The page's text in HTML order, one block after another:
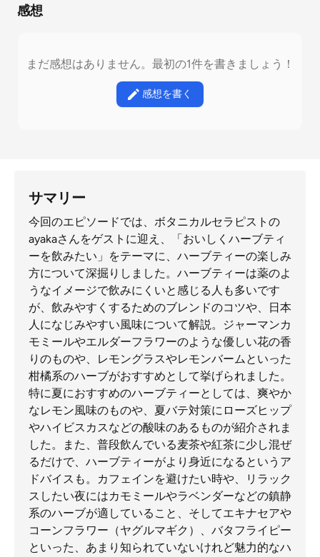
感想
まだ感想はありません。最初の1件を書きましょう！
感想を書く
サマリー
今回のエピソードでは、ボタニカルセラピストの
ayakaさんをゲストに迎え、「おいしくハーブティ
ーを飲みたい」をテーマに、ハーブティーの楽しみ
方について深掘りしました。ハーブティーは薬のよ
うなイメージで飲みにくいと感じる人も多いです
が、飲みやすくするためのブレンドのコツや、日本
人になじみやすい風味について解説。ジャーマンカ
モミールやエルダーフラワーのような優しい花の香
りのものや、レモングラスやレモンバームといった
柑橘系のハーブがおすすめとして挙げられました。
特に夏におすすめのハーブティーとしては、爽やか
なレモン風味のものや、夏バテ対策にローズヒップ
やハイビスカスなどの酸味のあるものが紹介されま
した。また、普段飲んでいる麦茶や紅茶に少し混ぜ
るだけで、ハーブティーがより身近になるというア
ドバイスも。カフェインを避けたい時や、リラック
スしたい夜にはカモミールやラベンダーなどの鎮静
系のハーブが適していること、そしてエキナセアや
コーンフラワー（ヤグルマギク）、バタフライピー
といった、あまり知られていないけれど魅力的なハ